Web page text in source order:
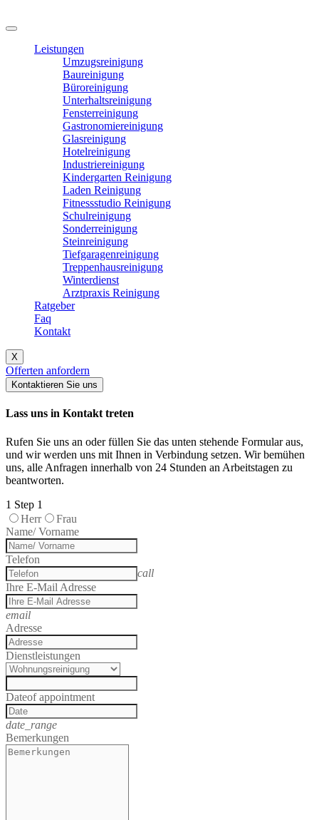
Leistungen
Umzugsreinigung
Baureinigung
Büroreinigung
Unterhaltsreinigung
Fensterreinigung
Gastronomiereinigung
Glasreinigung
Hotelreinigung
Industriereinigung
Kindergarten Reinigung
Laden Reinigung
Fitnessstudio Reinigung
Schulreinigung
Sonderreinigung
Steinreinigung
Tiefgaragenreinigung
Treppenhausreinigung
Winterdienst
Arztpraxis Reinigung
Ratgeber
Faq
Kontakt
X
Offerten anfordern
Kontaktieren Sie uns
Lass uns in Kontakt treten
Rufen Sie uns an oder füllen Sie das unten stehende Formular aus,
und wir werden uns mit Ihnen in Verbindung setzen. Wir bemühen
uns, alle Anfragen innerhalb von 24 Stunden an Arbeitstagen zu
beantworten.
1 Step 1
Herr
Frau
Name/ Vorname
Telefon
call
Ihre E-Mail Adresse
email
Adresse
Dienstleistungen
Dateof appointment
date_range
Bemerkungen